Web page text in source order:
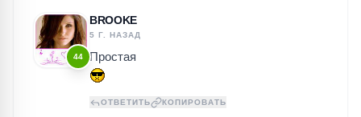
44
BROOKE
5 Г. НАЗАД
Простая
ОТВЕТИТЬ КОПИРОВАТЬ